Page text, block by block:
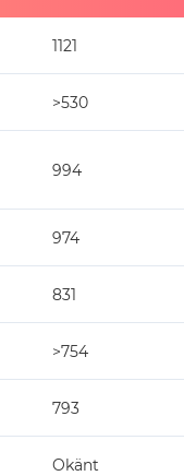
1121
>530
994
974
831
>754
793
Okänt